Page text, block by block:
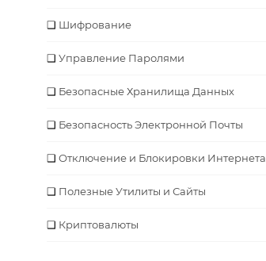
Шифрование
Управление Паролями
Безопасные Хранилища Данных
Безопасность Электронной Почты
Отключение и Блокировки Интернета
Полезные Утилиты и Сайты
Криптовалюты